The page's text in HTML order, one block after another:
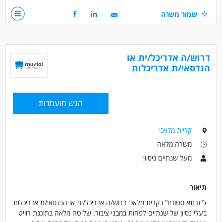
ידע בתוכנת Revit - חובה
המשרה מיועדת לנשים ולגברים כאחד.
משרה מלאה
שמור משרה
דרוש/ה אדריכל/ית או
הנדסאי/ת אדריכלות
הגש מועמדות
קריית מלאכי
משרה מלאה
מעל שנתיים ניסיון
תיאור
ל"זרתא סטודיו" בקרית מלאכי דרוש/ה אדריכל/ית או הנדסאי/ת אדריכלות
בעלי נסיון של שנתיים לפחות במבני ציבור. שליטה מלאה בתוכנת רוויט